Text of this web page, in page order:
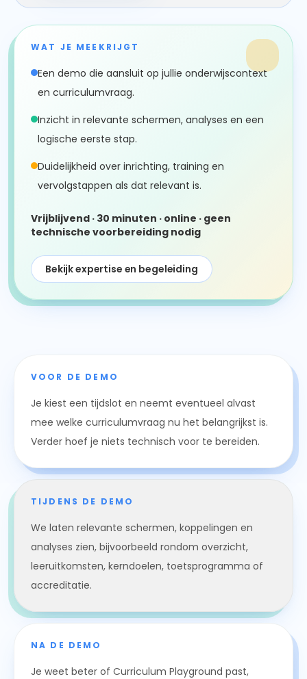
WAT JE MEEKRIJGT
Een demo die aansluit op jullie onderwijscontext
en curriculumvraag.
Inzicht in relevante schermen, analyses en een
logische eerste stap.
Duidelijkheid over inrichting, training en
vervolgstappen als dat relevant is.
Vrijblijvend · 30 minuten · online · geen
technische voorbereiding nodig
Bekijk expertise en begeleiding
VOOR DE DEMO
Je kiest een tijdslot en neemt eventueel alvast
mee welke curriculumvraag nu het belangrijkst is.
Verder hoef je niets technisch voor te bereiden.
TIJDENS DE DEMO
We laten relevante schermen, koppelingen en
analyses zien, bijvoorbeeld rondom overzicht,
leeruitkomsten, kerndoelen, toetsprogramma of
accreditatie.
NA DE DEMO
Je weet beter of Curriculum Playground past,